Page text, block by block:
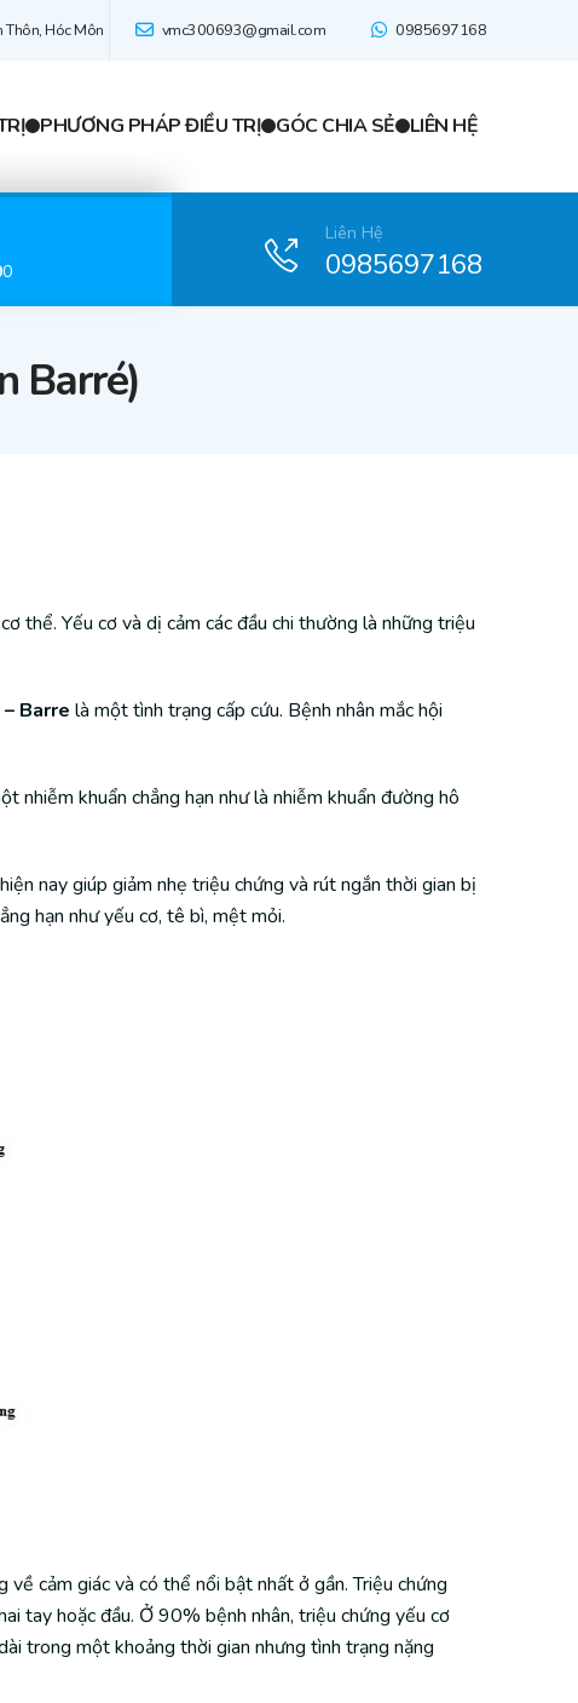
Thôn, Hóc Môn vmc300693@gmail.com 0985697168
PHƯƠNG PHÁP ĐIỀU TRỊ GÓC CHIA SẺ LIÊN HỆ
0
Liên Hệ
0985697168
Barré)
thể. Yếu cơ và dị cảm các đầu chi thường là những triệu
Barre là một tình trạng cấp cứu. Bệnh nhân mắc hội
nhiễm khuẩn chẳng hạn như là nhiễm khuẩn đường hô
nay giúp giảm nhẹ triệu chứng và rút ngắn thời gian bị
hạn như yếu cơ, tê bì, mệt mỏi.
cảm giác và có thể nổi bật nhất ở gần. Triệu chứng
tay hoặc đầu. Ở 90% bệnh nhân, triệu chứng yếu cơ
trong một khoảng thời gian nhưng tình trạng nặng